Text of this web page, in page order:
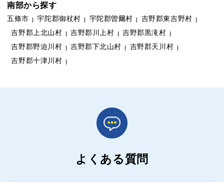
南部から探す
五條市 宇陀郡御杖村 宇陀郡曽爾村
吉野郡東吉野村
吉野郡上北山村
吉野郡川上村
吉野郡黒滝村
吉野郡野迫川村
吉野郡下北山村
吉野郡天川村
吉野郡十津川村
よくある質問